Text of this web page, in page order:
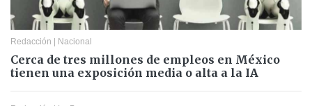
Redacción | Nacional
Cerca de tres millones de empleos en México
tienen una exposición media o alta a la IA